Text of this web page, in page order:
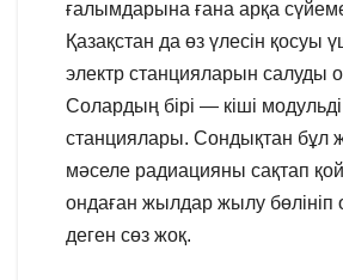
ғалымдарына ғана арқа
Қазақстан да өз үлесін қосуы
электр станцияларын салуды
Солардың бірі — кіші
станциялары. Сондықтан бұл
мәселе радиацияны сақтап
ондаған жылдар жылу бөлініп
деген сөз жоқ.